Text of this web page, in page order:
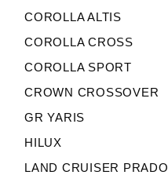
COROLLA ALTIS
COROLLA CROSS
COROLLA SPORT
CROWN CROSSOVER
GR YARIS
HILUX
LAND CRUISER PRADO